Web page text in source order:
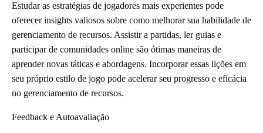
Estudar as estratégias de jogadores mais experientes pode
oferecer insights valiosos sobre como melhorar sua habilidade de
gerenciamento de recursos. Assistir a partidas, ler guias e
participar de comunidades online são ótimas maneiras de
aprender novas táticas e abordagens. Incorporar essas lições em
seu próprio estilo de jogo pode acelerar seu progresso e eficácia
no gerenciamento de recursos.
Feedback e Autoavaliação